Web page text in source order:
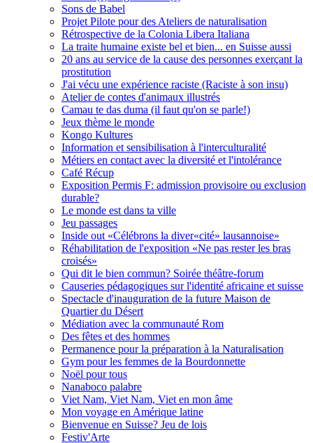
Sons de Babel
Projet Pilote pour des Ateliers de naturalisation
Rétrospective de la Colonia Libera Italiana
La traite humaine existe bel et bien... en Suisse aussi
20 ans au service de la cause des personnes exerçant la
prostitution
J'ai vécu une expérience raciste (Raciste à son insu)
Atelier de contes d'animaux illustrés
Camau te das duma (il faut qu'on se parle!)
Jeux thème le monde
Kongo Kultures
Information et sensibilisation à l'interculturalité
Métiers en contact avec la diversité et l'intolérance
Café Récup
Exposition Permis F: admission provisoire ou exclusion
durable?
Le monde est dans ta ville
Jeu passages
Inside out «Célébrons la diver«cité» lausannoise»
Réhabilitation de l'exposition «Ne pas rester les bras
croisés»
Qui dit le bien commun? Soirée théâtre-forum
Causeries pédagogiques sur l'identité africaine et suisse
Spectacle d'inauguration de la future Maison de
Quartier du Désert
Médiation avec la communauté Rom
Des fêtes et des hommes
Permanence pour la préparation à la Naturalisation
Gym pour les femmes de la Bourdonnette
Noël pour tous
Nanaboco palabre
Viet Nam, Viet Nam, Viet en mon âme
Mon voyage en Amérique latine
Bienvenue en Suisse? Jeu de lois
Festiv'Arte